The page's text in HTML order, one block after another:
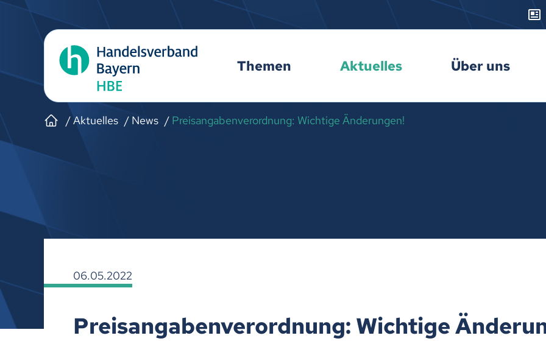
Themen Aktuelles Über uns
Aktuelles News Preisangabenverordnung: Wichtige Änderungen!
06.05.2022
Preisangabenverordnung: Wichtige